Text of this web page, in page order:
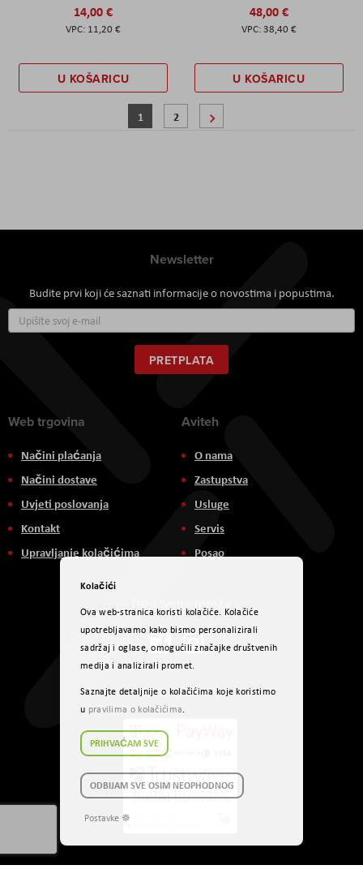
14,00 €
11,20 €
U KOŠARICU
48,00 €
38,40 €
U KOŠARICU
Stranica
Trenutno pregledavate stranicu
1 Stranica
2
Newsletter
Budite prvi koji će saznati informacije o novostima i popustima.
se
za
naš
newsletter:
PRETPLATA
Web trgovina
Načini plaćanja
Načini dostave
Uvjeti poslovanja
Kontakt
Upravljanje kolačićima
Aviteh
O nama
Zastupstva
Usluge
Servis
Posao
Društvene mreže
Načini plaćanja
Kolačići
Ova web-stranica koristi kolačiće. Kolačiće
upotrebljavamo kako bismo personalizirali
sadržaj i oglase, omogućili značajke društvenih
medija i analizirali promet.
Saznajte detaljnije o kolačićima koje koristimo
u pravilima o kolačićima.
PRIHVAĆAM SVE
ODBIJAM SVE OSIM NEOPHODNOG
Postavke ☸